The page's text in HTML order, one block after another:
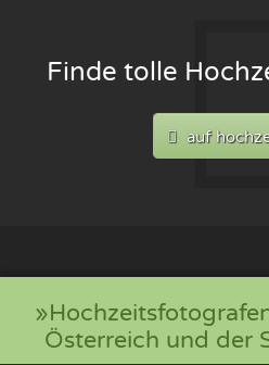
Finde tolle
auf
Österreich und der